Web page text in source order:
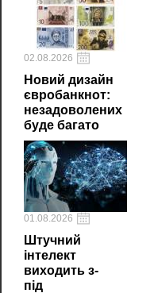
02.08.2026
Новий дизайн
євробанкнот:
незадоволених
буде багато
01.08.2026
Штучний
інтелект
виходить з-
під